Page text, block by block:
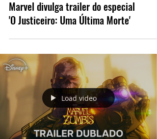
Marvel divulga trailer do especial
'O Justiceiro: Uma Última Morte'
Load video